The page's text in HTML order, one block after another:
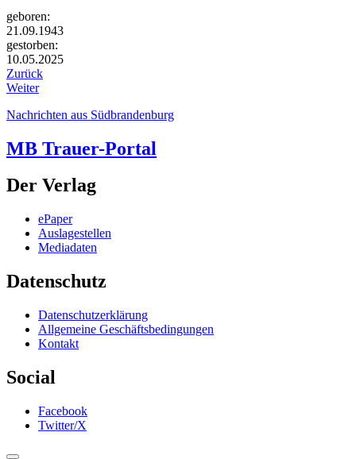
geboren:
21.09.1943
gestorben:
10.05.2025
Zurück
Weiter
Nachrichten aus Südbrandenburg
MB Trauer-Portal
Der Verlag
ePaper
Auslagestellen
Mediadaten
Datenschutz
Datenschutzerklärung
Allgemeine Geschäftsbedingungen
Kontakt
Social
Facebook
Twitter/X